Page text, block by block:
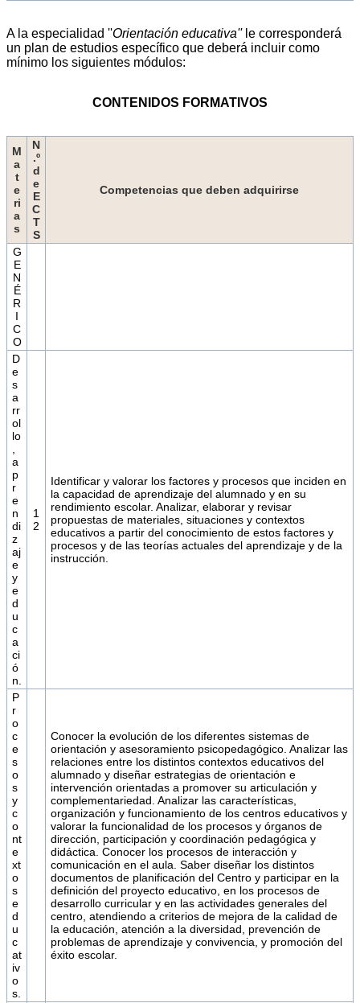
A la especialidad ''Orientación educativa''le corresponderá
un plan de estudios específico que deberá incluir como
mínimo los siguientes módulos:
CONTENIDOS FORMATIVOS
M
a
t
e
ri
a
s
N
.º
d
e
E
C
T
S
Competencias que deben adquirirse
G
E
N
É
R
I
C
O
D
e
s
a
rr
ol
lo
,
a
p
r
e
n
di
z
aj
e
y
e
d
u
c
a
ci
ó
n.
1
2
Identificar y valorar los factores y procesos que inciden en
la capacidad de aprendizaje del alumnado y en su
rendimiento escolar. Analizar, elaborar y revisar
propuestas de materiales, situaciones y contextos
educativos a partir del conocimiento de estos factores y
procesos y de las teorías actuales del aprendizaje y de la
instrucción.
P
r
o
c
e
s
o
s
y
c
o
nt
e
xt
o
s
e
d
u
c
at
iv
o
s.
Conocer la evolución de los diferentes sistemas de
orientación y asesoramiento psicopedagógico. Analizar las
relaciones entre los distintos contextos educativos del
alumnado y diseñar estrategias de orientación e
intervención orientadas a promover su articulación y
complementariedad. Analizar las características,
organización y funcionamiento de los centros educativos y
valorar la funcionalidad de los procesos y órganos de
dirección, participación y coordinación pedagógica y
didáctica. Conocer los procesos de interacción y
comunicación en el aula. Saber diseñar los distintos
documentos de planificación del Centro y participar en la
definición del proyecto educativo, en los procesos de
desarrollo curricular y en las actividades generales del
centro, atendiendo a criterios de mejora de la calidad de
la educación, atención a la diversidad, prevención de
problemas de aprendizaje y convivencia, y promoción del
éxito escolar.